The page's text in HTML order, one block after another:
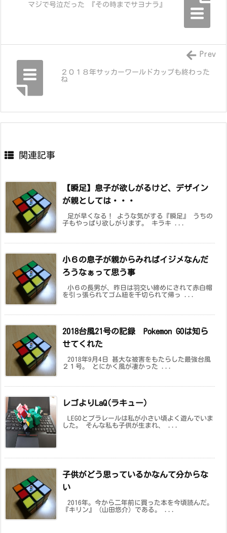
マジで号泣だった 『その時までサヨナラ』
２０１８年サッカーワールドカップも終わった
ね
Prev
関連記事
【瞬足】息子が欲しがるけど、デザイン
が親としては・・・
足が早くなる！ ような気がする『瞬足』 うちの
子もやっぱり欲しがります。 キラキ ...
小６の息子が親からみればイジメなんだ
ろうなぁって思う事
小６の長男が、昨日は羽交い締めにされて赤白帽
を引っ張られてゴム紐を千切られて帰っ ...
2018台風21号の記録 Pokemon GOは知ら
せてくれた
2018年9月4日 甚大な被害をもたらした最強台風
２１号。 とにかく風が凄かった ...
レゴよりLaQ(ラキュー)
LEGOとプラレールは私が小さい頃よく遊んでいま
した。 そんな私も子供が生まれ、 ...
子供がどう思っているかなんて分からな
い
2016年。今から二年前に買った本を今頃読んだ。
『キリン』（山田悠介）である。 ...